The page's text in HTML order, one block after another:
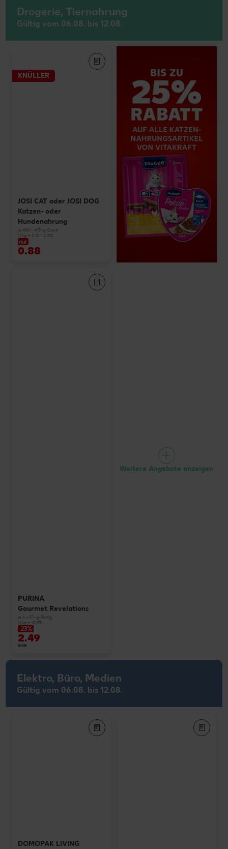
Drogerie, Tiernahrung
Gültig vom 06.08. bis 12.08.
KNÜLLER
JOSI CAT oder JOSI DOG
Katzen- oder
Hundenahrung
je 400 - 415-g-Dose
(1 kg = 2.12 - 2.20)
nur
0.88
PURINA
Gourmet Revelations
je 4 x 57-g-Packg.
(1 kg = 10.93)
-23%
2.49
3.25
Weitere Angebote anzeigen
Elektro, Büro, Medien
Gültig vom 06.08. bis 12.08.
DOMOPAK LIVING